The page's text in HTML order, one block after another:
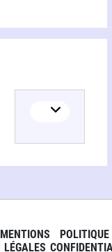
MENTIONS
LÉGALES
POLITIQUE